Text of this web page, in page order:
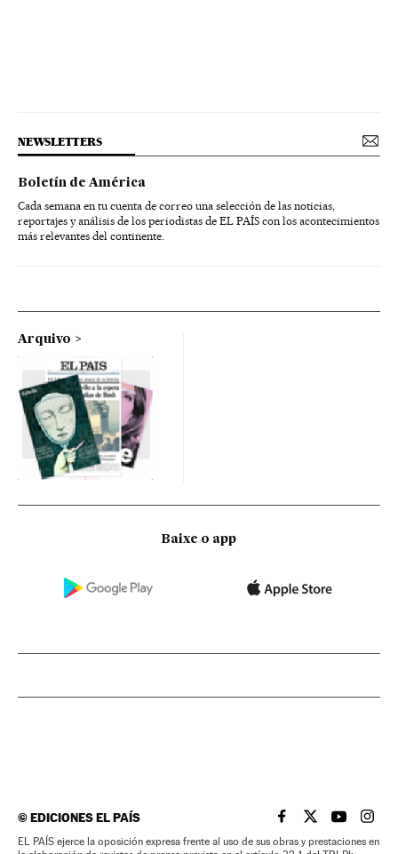
NEWSLETTERS
Boletín de América
Cada semana en tu cuenta de correo una selección de las noticias,
reportajes y análisis de los periodistas de EL PAÍS con los acontecimientos
más relevantes del continente.
Arquivo
Baixe o app
©EDICIONES EL PAÍS EL PAÍS BRASIL EN
EL PAÍSEL PAÍS
EL
EL PAÍS ejerce la oposición expresa frente al uso de sus obras y prestaciones en